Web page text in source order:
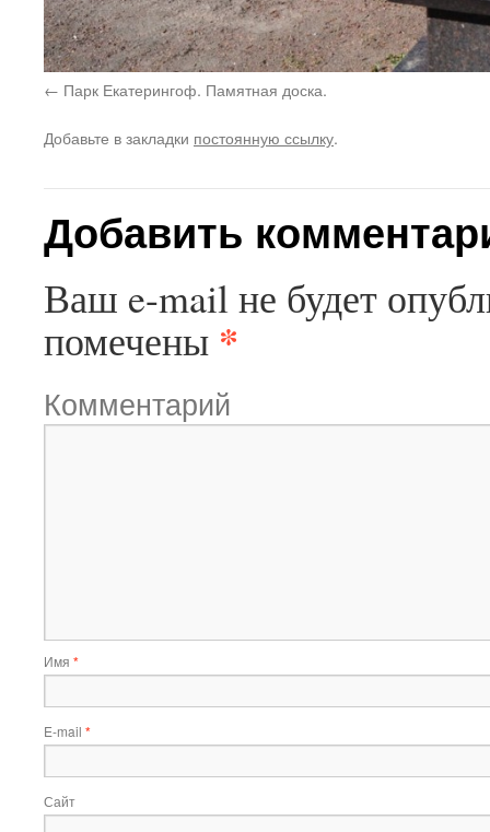
Парк Екатерингоф. Памятная доска.
Добавьте в закладки постоянную ссылку.
Добавить
Ваш e-mail не будет
помечены *
Комментарий
Имя *
E-mail *
Сайт